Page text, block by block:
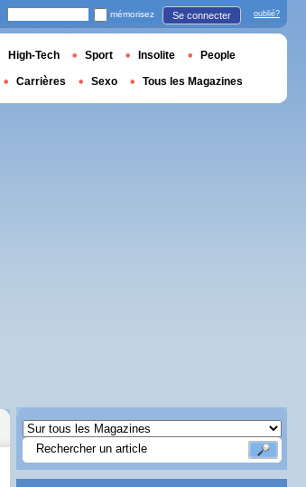
mémorisez Se connecter oublié?
High-Tech Sport Insolite People
Carrières Sexo Tous les Magazines